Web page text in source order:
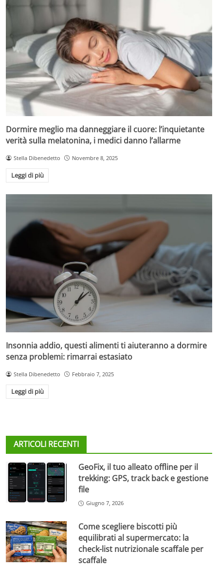
Dormire meglio ma danneggiare il cuore: l’inquietante
verità sulla melatonina, i medici danno l’allarme
Stella Dibenedetto Novembre 8, 2025
Leggi di più
Insonnia addio, questi alimenti ti aiuteranno a dormire
senza problemi: rimarrai estasiato
Stella Dibenedetto Febbraio 7, 2025
Leggi di più
ARTICOLI RECENTI
GeoFix, il tuo alleato offline per il
trekking: GPS, track back e gestione
file
Giugno 7, 2026
Come scegliere biscotti più
equilibrati al supermercato: la
check-list nutrizionale scaffale per
scaffale